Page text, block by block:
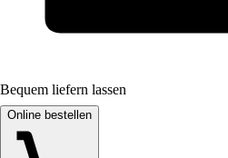
Bequem liefern lassen
Online bestellen